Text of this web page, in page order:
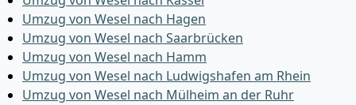
Umzug von Wesel nach Hagen
Umzug von Wesel nach Saarbrücken
Umzug von Wesel nach Hamm
Umzug von Wesel nach Ludwigshafen am Rhein
Umzug von Wesel nach Mülheim an der Ruhr